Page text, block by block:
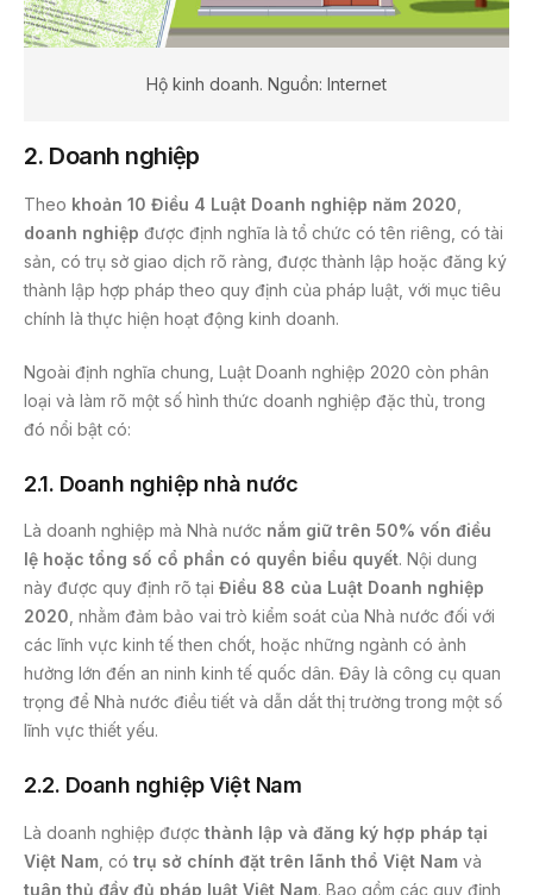
Hộ kinh doanh. Nguồn: Internet
2. Doanh nghiệp
Theo khoản 10 Điều 4 Luật Doanh nghiệp năm 2020
doanh nghiệp được định nghĩa là tổ chức có tên riêng, có tài
sản, có trụ sở giao dịch rõ ràng, được thành lập hoặc đăng ký
thành lập hợp pháp theo quy định của pháp luật, với mục tiêu
chính là thực hiện hoạt động kinh doanh.
Ngoài định nghĩa chung, Luật Doanh nghiệp 2020 còn phân
loại và làm rõ một số hình thức doanh nghiệp đặc thù, trong
đó nổi bật có:
2.1. Doanh nghiệp nhà nước
Là doanh nghiệp mà Nhà nước nắm giữ trên 50% vốn điều
lệ hoặc tổng số cổ phần có quyền biểu quyết. Nội dung
này được quy định rõ tại Điều 88 của Luật Doanh nghiệp
2020 , nhằm đảm bảo vai trò kiểm soát của Nhà nước đối với
các lĩnh vực kinh tế then chốt, hoặc những ngành có ảnh
hưởng lớn đến an ninh kinh tế quốc dân. Đây là công cụ quan
trọng để Nhà nước điều tiết và dẫn dắt thị trường trong một số
lĩnh vực thiết yếu.
2.2. Doanh nghiệp Việt Nam
Là doanh nghiệp được thành lập và đăng ký hợp pháp tại
Việt Nam , có trụ sở chính đặt trên lãnh thổ Việt Nam và
tuân thủ đầy đủ pháp luật Việt Nam. Bao gồm các quy định